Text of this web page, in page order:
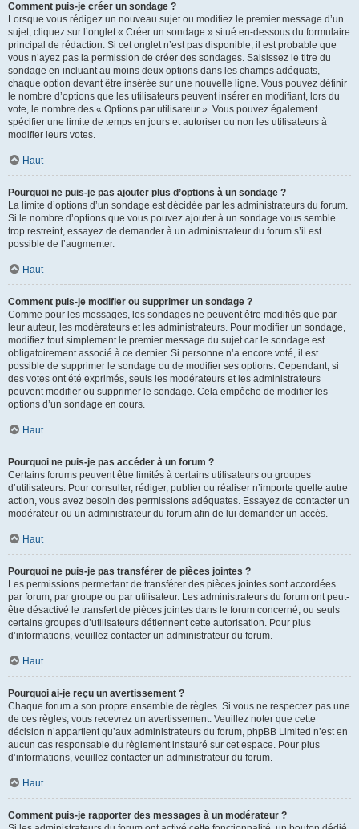
Comment puis-je créer un sondage ?
Lorsque vous rédigez un nouveau sujet ou modifiez le premier message d’un
sujet, cliquez sur l’onglet « Créer un sondage » situé en-dessous du formulaire
principal de rédaction. Si cet onglet n’est pas disponible, il est probable que
vous n’ayez pas la permission de créer des sondages. Saisissez le titre du
sondage en incluant au moins deux options dans les champs adéquats,
chaque option devant être insérée sur une nouvelle ligne. Vous pouvez définir
le nombre d’options que les utilisateurs peuvent insérer en modifiant, lors du
vote, le nombre des « Options par utilisateur ». Vous pouvez également
spécifier une limite de temps en jours et autoriser ou non les utilisateurs à
modifier leurs votes.
Haut
Pourquoi ne puis-je pas ajouter plus d’options à un sondage ?
La limite d’options d’un sondage est décidée par les administrateurs du forum.
Si le nombre d’options que vous pouvez ajouter à un sondage vous semble
trop restreint, essayez de demander à un administrateur du forum s’il est
possible de l’augmenter.
Haut
Comment puis-je modifier ou supprimer un sondage ?
Comme pour les messages, les sondages ne peuvent être modifiés que par
leur auteur, les modérateurs et les administrateurs. Pour modifier un sondage,
modifiez tout simplement le premier message du sujet car le sondage est
obligatoirement associé à ce dernier. Si personne n’a encore voté, il est
possible de supprimer le sondage ou de modifier ses options. Cependant, si
des votes ont été exprimés, seuls les modérateurs et les administrateurs
peuvent modifier ou supprimer le sondage. Cela empêche de modifier les
options d’un sondage en cours.
Haut
Pourquoi ne puis-je pas accéder à un forum ?
Certains forums peuvent être limités à certains utilisateurs ou groupes
d’utilisateurs. Pour consulter, rédiger, publier ou réaliser n’importe quelle autre
action, vous avez besoin des permissions adéquates. Essayez de contacter un
modérateur ou un administrateur du forum afin de lui demander un accès.
Haut
Pourquoi ne puis-je pas transférer de pièces jointes ?
Les permissions permettant de transférer des pièces jointes sont accordées
par forum, par groupe ou par utilisateur. Les administrateurs du forum ont peut-
être désactivé le transfert de pièces jointes dans le forum concerné, ou seuls
certains groupes d’utilisateurs détiennent cette autorisation. Pour plus
d’informations, veuillez contacter un administrateur du forum.
Haut
Pourquoi ai-je reçu un avertissement ?
Chaque forum a son propre ensemble de règles. Si vous ne respectez pas une
de ces règles, vous recevrez un avertissement. Veuillez noter que cette
décision n’appartient qu’aux administrateurs du forum, phpBB Limited n’est en
aucun cas responsable du règlement instauré sur cet espace. Pour plus
d’informations, veuillez contacter un administrateur du forum.
Haut
Comment puis-je rapporter des messages à un modérateur ?